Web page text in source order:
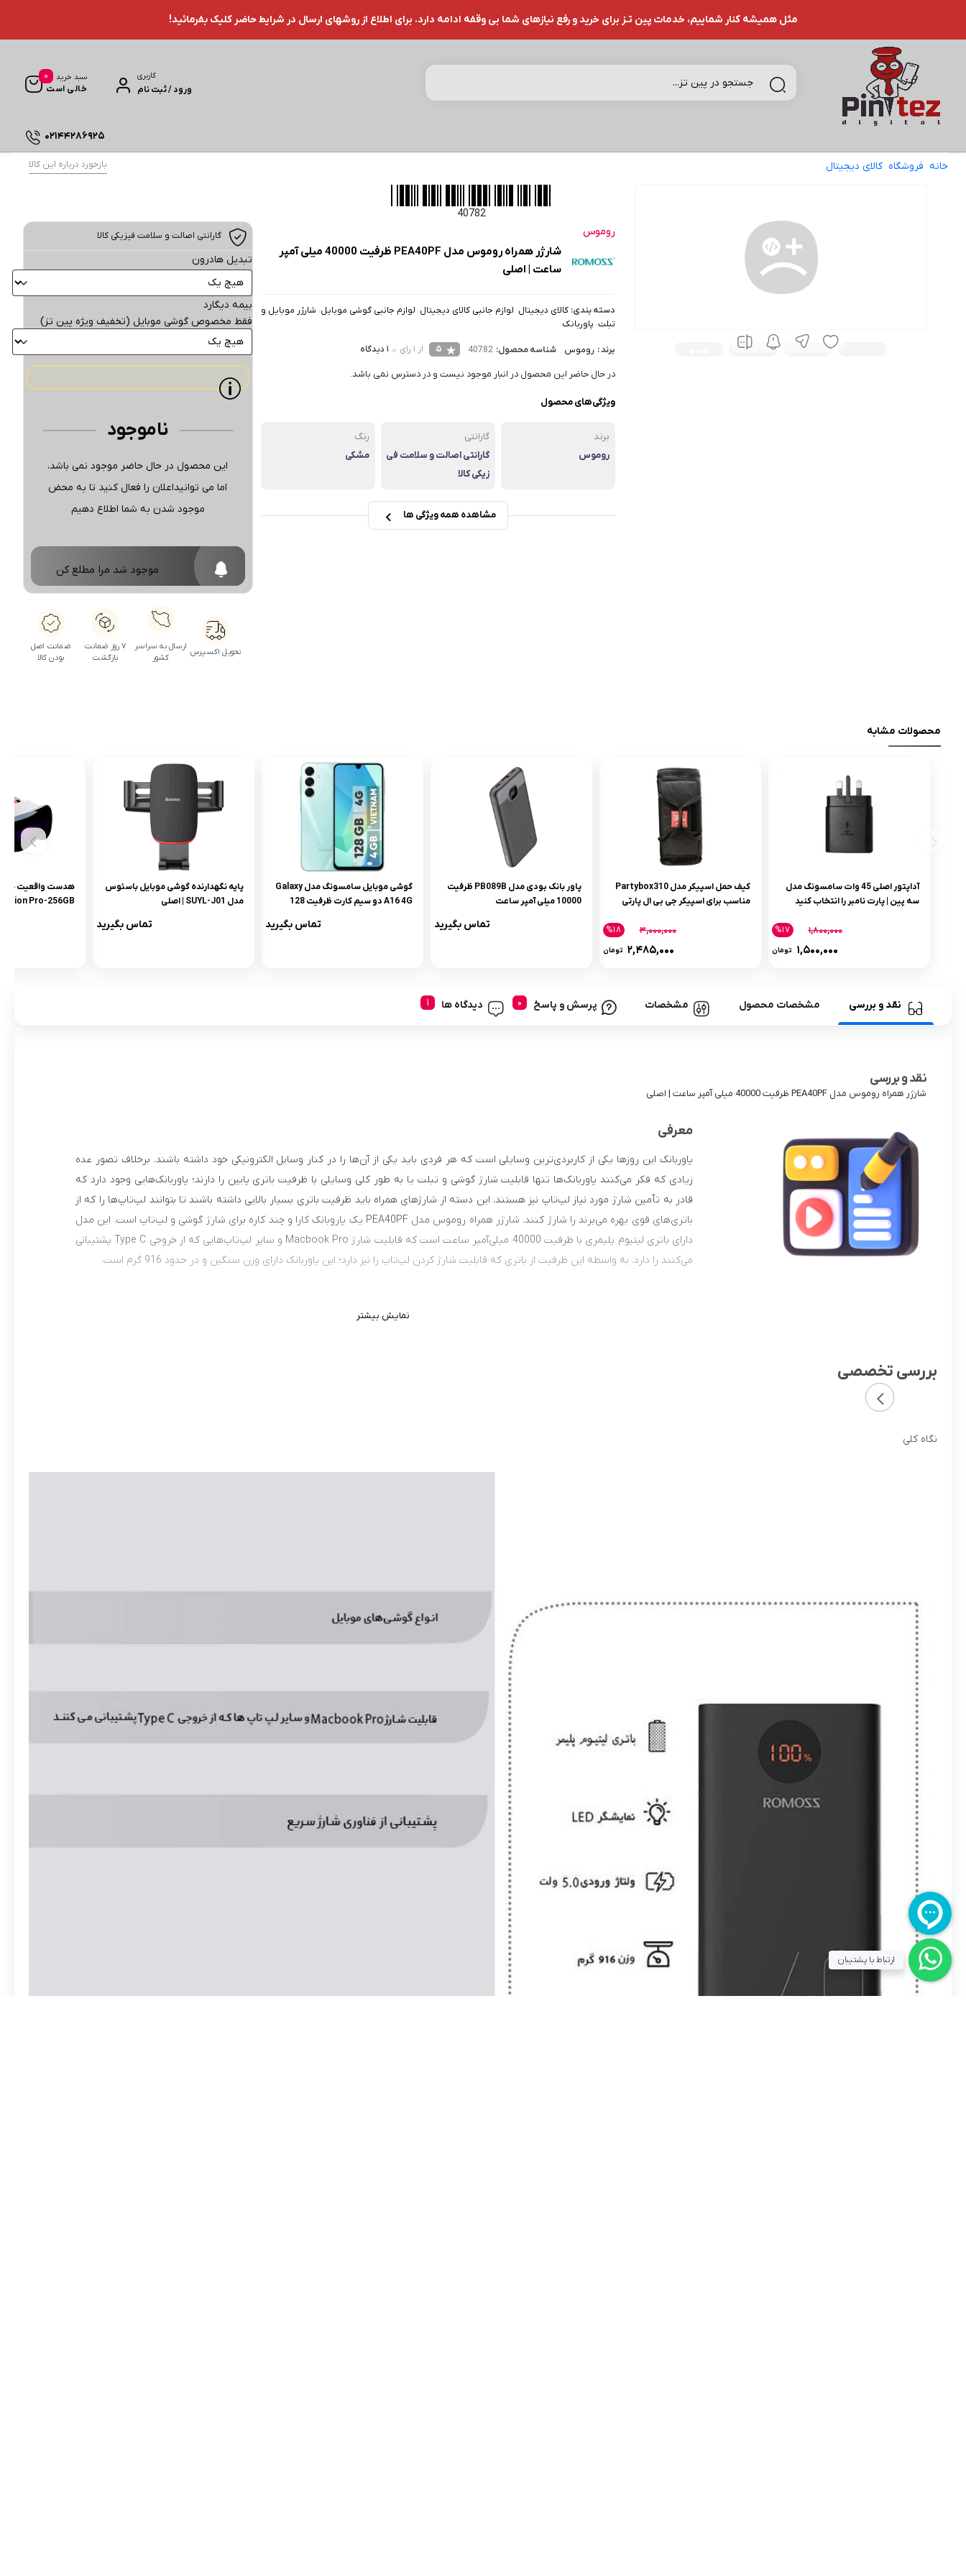
مثل همیشه کنار شماییم، خدمات پین تـز برای خرید و رفع نیازهای شما بی وقفه ادامه دارد. برای اطلاع از روشهای ارسال در شرایط حاضر کلیک بفرمائید!
کاربری
ورود / ثبت نام
سبد خرید
خالی است
0
02144286925
خانه فروشگاه کالای دیجیتال بازخورد درباره این کالا
40782
روموس
شارژر همراه روموس مدل PEA40PF ظرفیت 40000 میلی آمپر
ساعت | اصلی
دسته بندی: کالای دیجیتال، لوازم جانبی کالای دیجیتال، لوازم جانبی گوشی موبایل، شارژر موبایل و
تبلت، پاوربانک
برند : روموس شناسه محصول: 40782
5 از 1 رای 1 دیدگاه
در حال حاضر این محصول در انبار موجود نیست و در دسترس نمی باشد.
ویژگی‌های محصول
برند
روموس
گارانتی
گارانتی اصالت و سلامت فی
زیکی کالا
رنگ
مشکی
مشاهده همه ویژگی ها
گارانتی اصالت و سلامت فیزیکی کالا
تبدیل هادرون
بیمه دیگارد
فقط مخصوص گوشی موبایل (تخفیف ویژه پین تز)
ناموجود
این محصول در حال حاضر موجود نمی باشد،
اما می توانیداعلان را فعال کنید تا به محض
موجود شدن به شما اطلاع دهیم
موجود شد مرا مطلع کن
تحویل اکسپرس
ارسال به سراسر
کشور
۷ روز ضمانت
بازگشت
ضمانت اصل
بودن کالا
محصولات مشابه
آداپتور اصلی 45 وات سامسونگ مدل
سه پین | پارت نامبر را انتخاب کنید
۱,۸۰۰,۰۰۰
۱,۵۰۰,۰۰۰ تومان
%۱۷
کیف حمل اسپیکر مدل Partybox310
مناسب برای اسپیکر جی بی ال پارتی
۳,۰۰۰,۰۰۰
۲,۴۸۵,۰۰۰ تومان
%۱۸
پاور بانک بودی مدل PB089B ظرفیت
10000 میلی آمپر ساعت
تماس بگیرید
گوشی موبایل سامسونگ مدل Galaxy
A16 4G دو سیم کارت ظرفیت 128
تماس بگیرید
پایه نگهدارنده گوشی موبایل باسئوس
مدل SUYL-J01 | اصلی
تماس بگیرید
هدست واقعیت
Vision Pro-256GB
نقد و بررسی مشخصات محصول مشخصات پرسش و پاسخ دیدگاه ها
نقد و بررسی
شارژر همراه روموس مدل PEA40PF ظرفیت 40000 میلی آمپر ساعت | اصلی
معرفی
پاوربانک این روزها یکی از کاربردی‌ترین وسایلی است که هر فردی باید یکی از آن‌ها را در کنار وسایل الکترونیکی خود داشته باشند. برخلاف تصور عده
زیادی که فکر می‌کنند پاوربانک‌ها تنها قابلیت شارژ گوشی و تبلت یا به طور کلی وسایلی با ظرفیت باتری پایین را دارند؛ پاوربانک‌هایی وجود دارد که
قادر به تأمین شارژ مورد نیاز لپ‌تاپ نیز هستند. این دسته از شارژهای همراه باید ظرفیت باتری بسیار بالایی داشته باشند تا بتوانند لپ‌تاپ‌ها را که از
باتری‌های قوی بهره می‌برند را شارژ کنند. شارژر همراه روموس مدل PEA40PF یک پاروبانک کارا و چند کاره برای شارژ گوشی و لپ‌تاپ است. این مدل
دارای باتری لیتیوم پلیمری با ظرفیت 40000 میلی‌آمپر ساعت است که قابلیت شارژ Macbook Pro و سایر لپ‌تاپ‌هایی که از خروجی Type C پشتیبانی
می‌کنند را دارد. به واسطه این ظرفیت از باتری که قابلیت شارژ کردن لپ‌تاپ را نیز دارد؛ این پاوربانک دارای وزن سنگین و در حدود 916 گرم است.
نمایش بیشتر
بررسی تخصصی
نگاه کلی
ارتباط با پشتیبان